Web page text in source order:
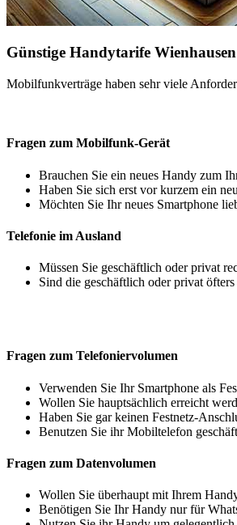
Günstige Handytarife Wienhausen
Mobilfunkverträge haben sehr viele
Fragen zum Mobilfunk-Gerät
Brauchen Sie ein neues Handy zum
Haben Sie sich erst vor kurzem ein
Möchten Sie Ihr neues Smartphone
Telefonie im Ausland
Müssen Sie geschäftlich oder privat
Sind die geschäftlich oder privat
Fragen zum Telefoniervolumen
Verwenden Sie Ihr Smartphone als
Wollen Sie hauptsächlich erreicht
Haben Sie gar keinen Festnetz-
Benutzen Sie ihr Mobiltelefon
Fragen zum Datenvolumen
Wollen Sie überhaupt mit Ihrem
Benötigen Sie Ihr Handy nur für